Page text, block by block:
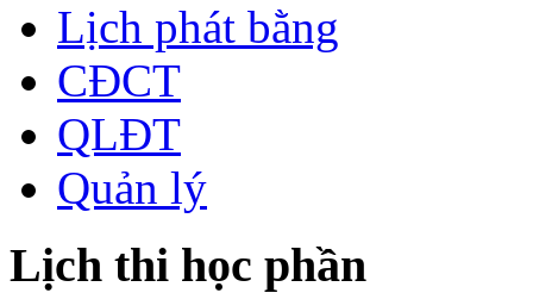
Lịch phát bằng
CĐCT
QLĐT
Quản lý
Lịch thi học phần